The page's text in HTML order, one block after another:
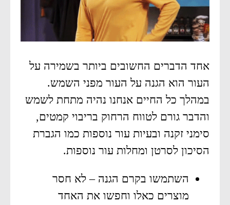
אחד הדברים החשובים ביותר בשמירה על
העור הוא הגנה על העור מפני השמש.
במהלך כל החיים אנחנו נהיה מתחת לשמש
והדבר גורם לטווח הרחוק בריבוי קמטים,
סימני זקנה ובעיות עור נוספות כמו הגברת
הסיכון לסרטן ומחלות עור נוספות.
השתמשו בקרם הגנה – לא חסר
מוצרים כאלו וחפשו את האחד